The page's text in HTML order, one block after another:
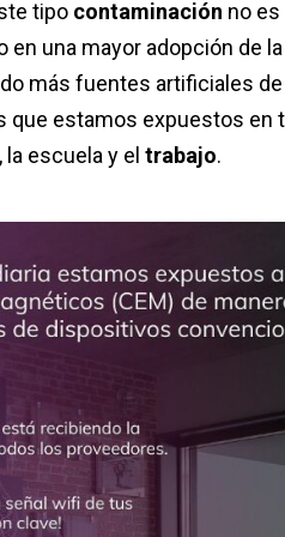
tipo contaminación no es
en una mayor adopción de la
más fuentes artificiales de
que estamos expuestos en
la escuela y el trabajo.